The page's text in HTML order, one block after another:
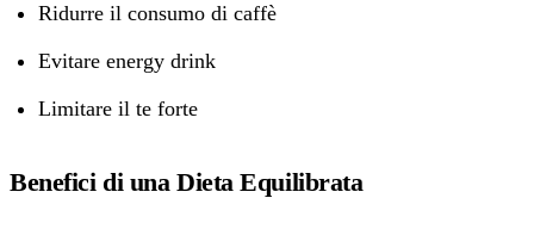
Ridurre il consumo di caffè
Evitare energy drink
Limitare il te forte
Benefici di una Dieta Equilibrata